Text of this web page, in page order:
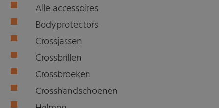
Alle accessoires
Bodyprotectors
Crossjassen
Crossbrillen
Crossbroeken
Crosshandschoenen